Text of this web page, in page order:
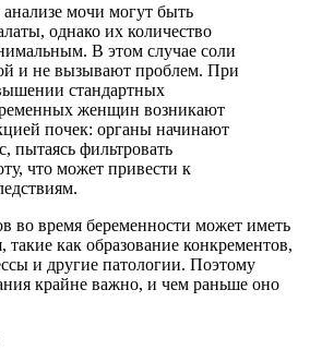
мочи могут быть
однако их количество
В этом случае соли
и не вызывают проблем. При
стандартных
женщин возникают
почек: органы начинают
пытаясь фильтровать
что может привести к
во время беременности может иметь
такие как образование конкрементов,
и другие патологии. Поэтому
крайне важно, и чем раньше оно